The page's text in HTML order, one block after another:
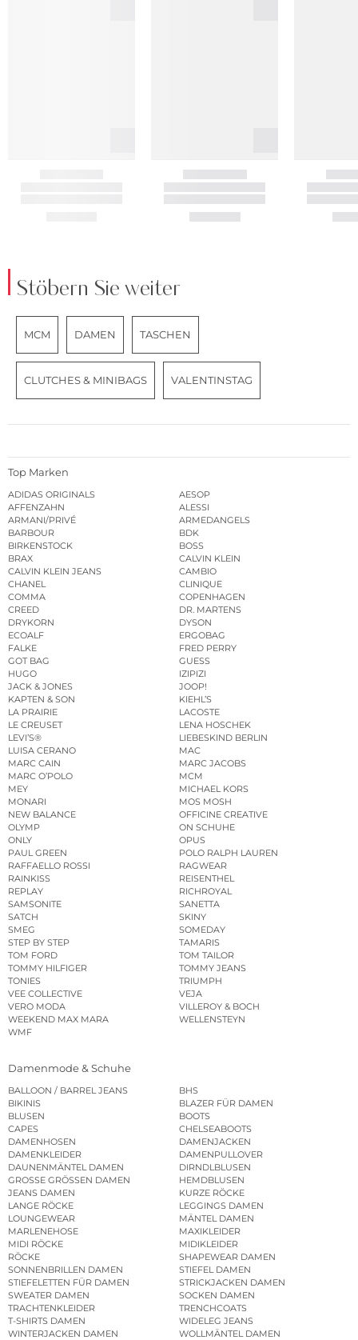
Stöbern Sie weiter
MCM DAMEN TASCHEN
CLUTCHES & MINIBAGS VALENTINSTAG
Top Marken
ADIDAS ORIGINALS
AESOP
AFFENZAHN
ALESSI
ARMANI/PRIVÉ
ARMEDANGELS
BARBOUR
BDK
BIRKENSTOCK
BOSS
BRAX
CALVIN KLEIN
CALVIN KLEIN JEANS
CAMBIO
CHANEL
CLINIQUE
COMMA
COPENHAGEN
CREED
DR. MARTENS
DRYKORN
DYSON
ECOALF
ERGOBAG
FALKE
FRED PERRY
GOT BAG
GUESS
HUGO
IZIPIZI
JACK & JONES
JOOP!
KAPTEN & SON
KIEHL’S
LA PRAIRIE
LACOSTE
LE CREUSET
LENA HOSCHEK
LEVI’S®
LIEBESKIND BERLIN
LUISA CERANO
MAC
MARC CAIN
MARC JACOBS
MARC O’POLO
MCM
MEY
MICHAEL KORS
MONARI
MOS MOSH
NEW BALANCE
OFFICINE CREATIVE
OLYMP
ON SCHUHE
ONLY
OPUS
PAUL GREEN
POLO RALPH LAUREN
RAFFAELLO ROSSI
RAGWEAR
RAINKISS
REISENTHEL
REPLAY
RICHROYAL
SAMSONITE
SANETTA
SATCH
SKINY
SMEG
SOMEDAY
STEP BY STEP
TAMARIS
TOM FORD
TOM TAILOR
TOMMY HILFIGER
TOMMY JEANS
TONIES
TRIUMPH
VEE COLLECTIVE
VEJA
VERO MODA
VILLEROY & BOCH
WEEKEND MAX MARA
WELLENSTEYN
WMF
Damenmode & Schuhe
BALLOON / BARREL JEANS
BHS
BIKINIS
BLAZER FÜR DAMEN
BLUSEN
BOOTS
CAPES
CHELSEABOOTS
DAMENHOSEN
DAMENJACKEN
DAMENKLEIDER
DAMENPULLOVER
DAUNENMÄNTEL DAMEN
DIRNDLBLUSEN
GROSSE GRÖSSEN DAMEN
HEMDBLUSEN
JEANS DAMEN
KURZE RÖCKE
LANGE RÖCKE
LEGGINGS DAMEN
LOUNGEWEAR
MÄNTEL DAMEN
MARLENEHOSE
MAXIKLEIDER
MIDI RÖCKE
MIDIKLEIDER
RÖCKE
SHAPEWEAR DAMEN
SONNENBRILLEN DAMEN
STIEFEL DAMEN
STIEFELETTEN FÜR DAMEN
STRICKJACKEN DAMEN
SWEATER DAMEN
SOCKEN DAMEN
TRACHTENKLEIDER
TRENCHCOATS
T-SHIRTS DAMEN
WIDELEG JEANS
WINTERJACKEN DAMEN
WOLLMÄNTEL DAMEN